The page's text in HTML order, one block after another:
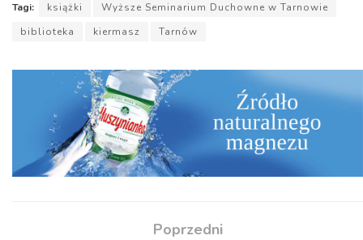
Tagi: książki
Wyższe Seminarium Duchowne w Tarnowie
biblioteka
kiermasz Tarnów
Poprzedni